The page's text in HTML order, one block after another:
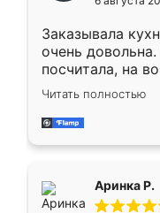
мебели буду
Заказывала
очень
посчитала, на
Замерщик
делу со всей
за день, ребята
Читать полностью
Аринка Р.